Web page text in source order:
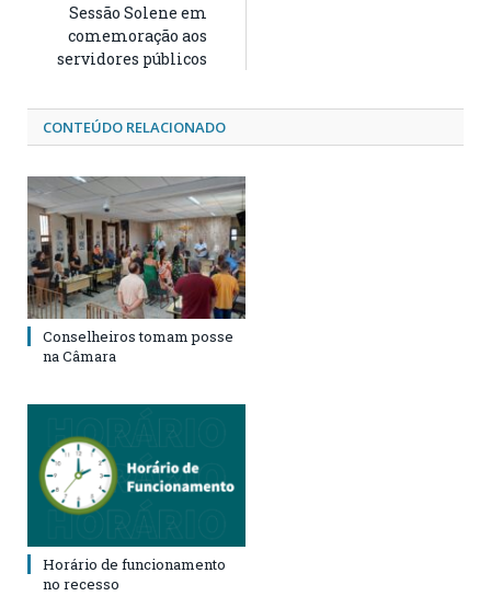
Sessão Solene em
comemoração aos
servidores públicos
CONTEÚDO RELACIONADO
Conselheiros tomam posse
na Câmara
Horário de funcionamento
no recesso